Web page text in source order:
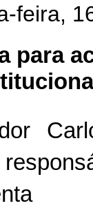
feira,
para